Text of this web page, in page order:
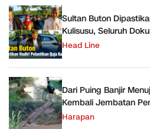
Sultan Buton
Kulisusu, Seluruh
Head Line
Dari Puing Banjir
Kembali Jembatan
Harapan